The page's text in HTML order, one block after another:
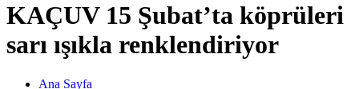
KAÇUV 15 Şubat’ta köprüleri
sarı ışıkla renklendiriyor
Ana Sayfa